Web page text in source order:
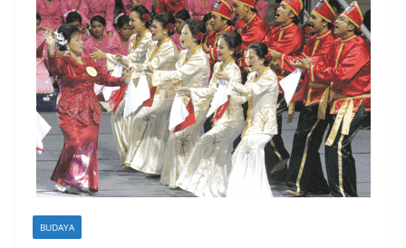
BUDAYA